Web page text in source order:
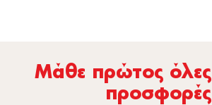
Μάθε πρώτος όλες
προσφορές